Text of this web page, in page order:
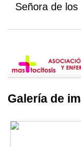
Señora de los
Galería de